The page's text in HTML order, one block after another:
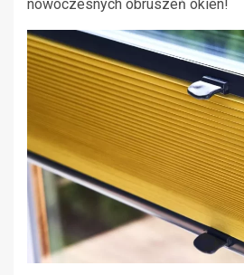
nowoczesnych obruszeń okien!